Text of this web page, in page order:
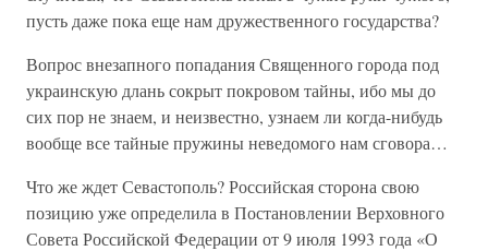
пусть даже пока еще нам дружественного государства?
Вопрос внезапного попадания Священного города под
украинскую длань сокрыт покровом тайны, ибо мы до
сих пор не знаем, и неизвестно, узнаем ли когда-нибудь
вообще все тайные пружины неведомого нам сговора…
Что же ждет Севастополь? Российская сторона свою
позицию уже определила в Постановлении Верховного
Совета Российской Федерации от 9 июля 1993 года «О